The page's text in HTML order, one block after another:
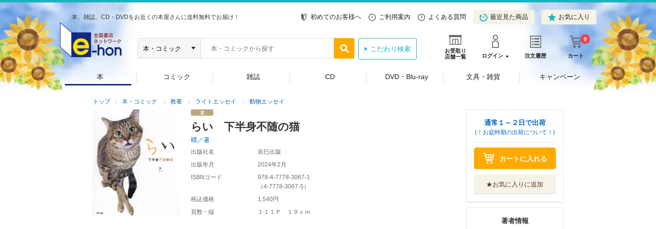
本、雑誌、CD・DVDをお近くの本屋さんに送料無料でお届け！ 初めてのお客様へ ご利用案内 よくある質問 最近見た商品 お気に入り
お受取り
店舗一覧
ログイン 注文履歴 カート
0
こだわり検索
本 コミック 雑誌 CD DVD・Blu-ray 文具・雑貨 キャンペーン
トップ 本・コミック 教養 ライトエッセイ 動物エッセイ
らい 下半身不随の猫
晴／著
出版社名
辰巳出版
出版年月
2024年2月
ISBNコード
978-4-7778-3067-1
（4-7778-3067-5 ）
税込価格
1,540円
頁数・縦
１１１Ｐ １９ｃｍ
通常１～２日で出荷
(！お盆時期の出荷について！)
カートに入れる
★お気に入りに追加
著者情報